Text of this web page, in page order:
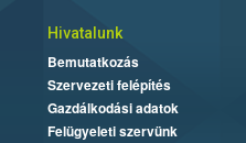
Hivatalunk
Bemutatkozás
Szervezeti felépítés
Gazdálkodási adatok
Felügyeleti szervünk